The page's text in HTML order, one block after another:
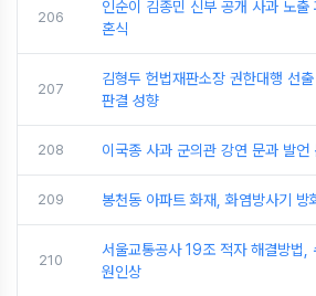
206
인순이 김종민 신부 공개 사과 노출
혼식
207
김형두 헌법재판소장 권한대행 선
판결 성향
208 이국종 사과 군의관 강연 문과 발언
209 봉천동 아파트 화재, 화염방사기 방
210
서울교통공사 19조 적자 해결방법
원인상